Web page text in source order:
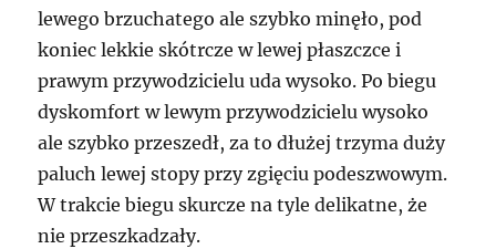
lewego brzuchatego ale szybko minęło, pod
koniec lekkie skótrcze w lewej płaszczce i
prawym przywodzicielu uda wysoko. Po biegu
dyskomfort w lewym przywodzicielu wysoko
ale szybko przeszedł, za to dłużej trzyma duży
paluch lewej stopy przy zgięciu podeszwowym.
W trakcie biegu skurcze na tyle delikatne, że
nie przeszkadzały.